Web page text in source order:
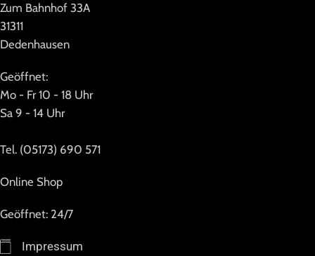
Zum Bahnhof 33A
31311
Dedenhausen
Geöffnet:
Mo - Fr 10 - 18 Uhr
Sa 9 - 14 Uhr
Tel. (05173) 690 571
Online Shop
Geöffnet: 24/7
Impressum